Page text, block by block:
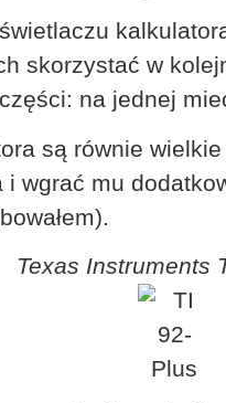
skorzystać w
na jednej
są równie
i wgrać mu
Texas Instruments